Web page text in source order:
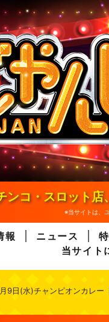
ンコ・スロット
※当サイトは、
報 ニュース
当サイト
9日(水)チャンピオンカレー